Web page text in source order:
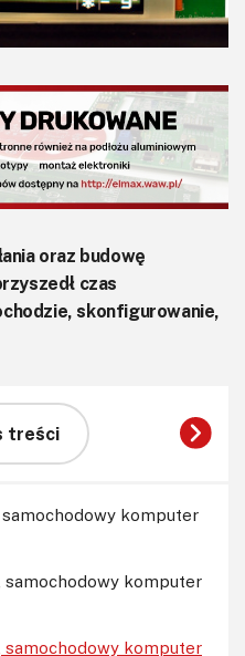
oraz budowę
czas
skonfigurowanie,
treści
samochodowy komputer
samochodowy komputer
samochodowy komputer